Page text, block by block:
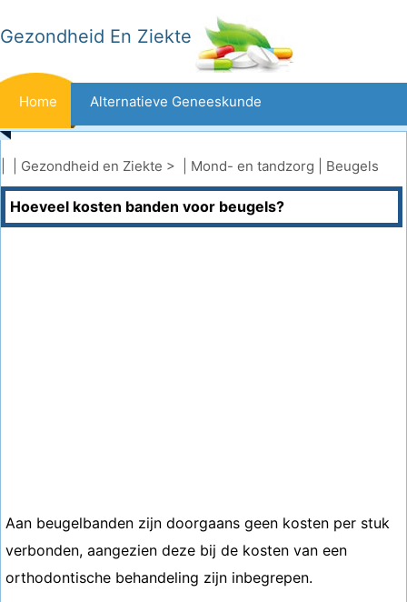
Gezondheid En Ziekte
Home Alternatieve Geneeskunde
Beten En Steken Kanker
Aandoeningen En Behandelingen Mond- En Tandzorg
Gezondheid en Ziekte > | Mond- en tandzorg Beugels
Hoeveel kosten banden voor beugels?
Aan beugelbanden zijn doorgaans geen kosten per stuk
verbonden, aangezien deze bij de kosten van een
orthodontische behandeling zijn inbegrepen.